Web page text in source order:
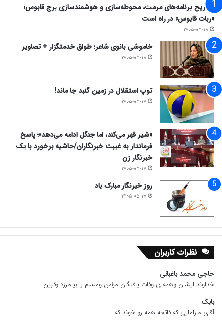
تشریح برنامه‌های مرمت، محوطه‌سازی و هوشمندسازی برج قابوس؛
«ربات قابوس» در راه است
۱۴۰۵-۰۵-۱۸
خاموشی بانوی شاعر؛ طواق خدمتگزار + تصاویر
۱۴۰۵-۰۵-۱۸
توپ استقلال در زمین گنبد جا ماند!
۱۴۰۵-۰۵-۱۷
«شیر قهر می‌کند، اما جنگل ادامه می‌دهد»؛ پاسخ
فرماندار به غیبت خبرنگاران/حاشیه برخورد با یک
خبرنگار زن
۱۴۰۵-۰۵-۱۷
روز خبرنگار مبارک باد
۱۴۰۵-۰۵-۱۷
نظرات کاربران
حاجی محمد باغبانی
خداوند ایشان وهمه ی وفات یافتگان مؤمن ومسلم را بیامرزد وقرین...
بابک
آقای مارامایی که فاتحه همه رو خوند که...